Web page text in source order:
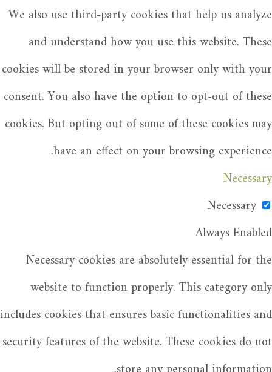
We also use third-party cookies that help us analyze
and understand how you use this website. These
cookies will be stored in your browser only with your
consent. You also have the option to opt-out of these
cookies. But opting out of some of these cookies may
have an effect on your browsing experience.
Necessary
Necessary
Always Enabled
Necessary cookies are absolutely essential for the
website to function properly. This category only
includes cookies that ensures basic functionalities and
security features of the website. These cookies do not